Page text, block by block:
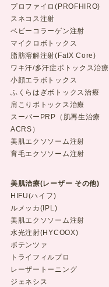
プロファイロ(PROFHIRO)
スネコス注射
ベビーコラーゲン注射
マイクロボトックス
脂肪溶解注射(FatX Core)
ワキ汗/多汗症ボトックス治療
小顔エラボトックス
ふくらはぎボトックス治療
肩こりボトックス治療
スーパーPRP（肌再生治療
ACRS）
美肌エクソソーム注射
育毛エクソソーム注射
美肌治療(レーザー その他)
HIFU(ハイフ)
ルメッカ(IPL)
美肌エクソソーム注射
水光注射(HYCOOX)
ポテンツァ
トライフィルプロ
レーザートーニング
ジェネシス